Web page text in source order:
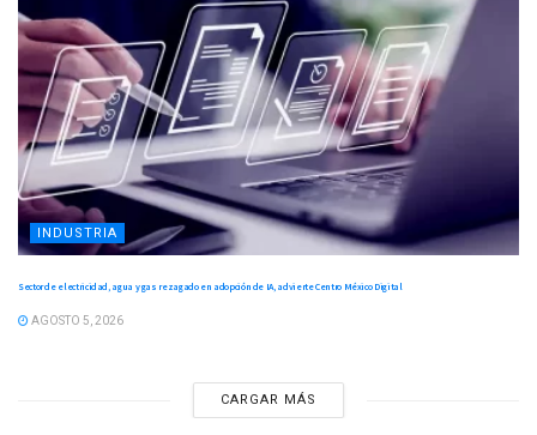
INDUSTRIA
Sector de electricidad, agua y gas rezagado en adopción de IA, advierte Centro México Digital
AGOSTO 5, 2026
CARGAR MÁS